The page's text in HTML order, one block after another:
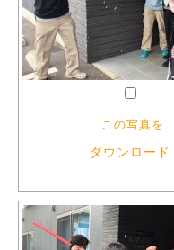
この写真を
ダウンロード